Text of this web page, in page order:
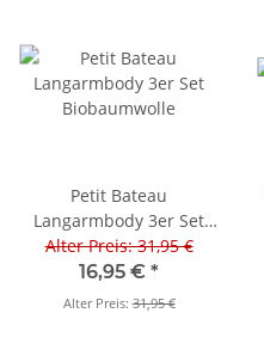
Petit Bateau
Langarmbody 3er Set
Biobaumwolle
Alter Preis: 31,95 €
16,95 € *
Alter Preis:31,95 €